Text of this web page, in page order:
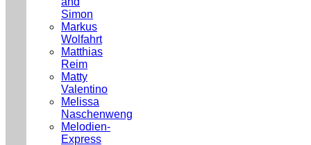
Simon
Markus
Wolfahrt
Matthias
Reim
Matty
Valentino
Melissa
Naschenweng
Melodien-
Express